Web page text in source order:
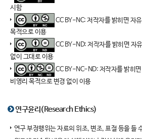
시함
CC BY-NC: 저작자를 밝히면 자
목적으로 이용
CC BY-ND: 저작자를 밝히면 자
없이 그대로 이용
CC BY-NC-ND: 저작자를 밝히
비영리 목적으로 변경 없이 이용
연구윤리(Research Ethics)
연구 부정행위는 자료의 위조, 변조, 표절 등을 들